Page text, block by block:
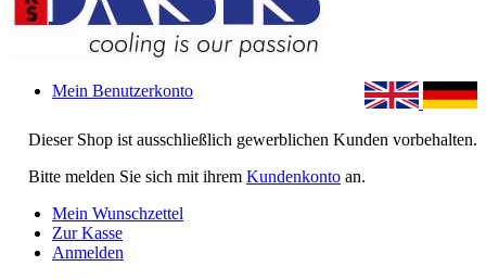
Dieser Shop ist ausschließlich gewerblichen Kunden vorbehalten.
Bitte melden Sie sich mit ihrem Kundenkonto an.
Mein Benutzerkonto
Mein Wunschzettel
Zur Kasse
Anmelden